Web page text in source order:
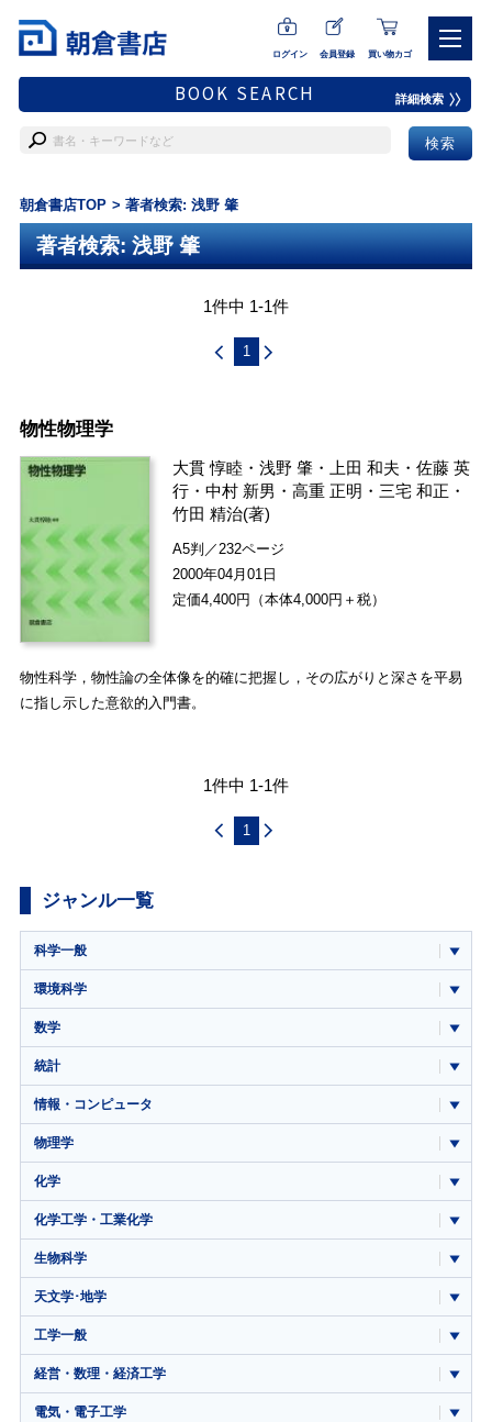
ログイン 会員登録 買い物カゴ
BOOK SEARCH 詳細検索
朝倉書店TOP 著者検索: 浅野 肇
著者検索: 浅野 肇
1件中 1-1件
1
物性物理学
大貫 惇睦 ・浅野 肇 ・ 上田 和夫 ・佐藤 英
行 ・中村 新男 ・高重 正明 ・ 三宅 和正 ・
竹田 精治(著)
A5判／232ページ
2000年04月01日
定価4,400円（本体4,000円＋税）
物性科学，物性論の全体像を的確に把握し，その広がりと深さを平易
に指し示した意欲的入門書。
1件中 1-1件
1
ジャンル一覧
科学一般
環境科学
数学
統計
情報・コンピュータ
物理学
化学
化学工学・工業化学
生物科学
天文学･地学
工学一般
経営・数理・経済工学
電気・電子工学